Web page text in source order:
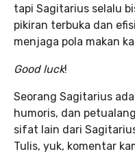
tapi Sagitarius selalu
pikiran terbuka dan
menjaga pola makan
Good luck!
Seorang Sagitarius
humoris, dan
sifat lain dari
Tulis, yuk, komentar